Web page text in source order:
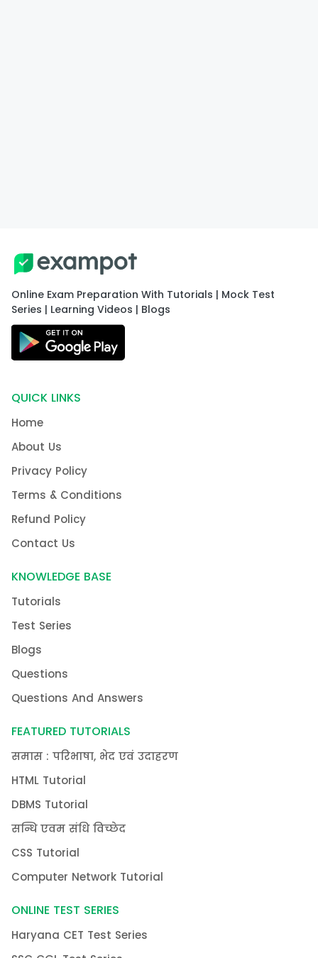
Online Exam Preparation With Tutorials | Mock Test
Series | Learning Videos | Blogs
QUICK LINKS
Home
About Us
Privacy Policy
Terms & Conditions
Refund Policy
Contact Us
KNOWLEDGE BASE
Tutorials
Test Series
Blogs
Questions
Questions And Answers
FEATURED TUTORIALS
समास : परिभाषा, भेद एवं उदाहरण
HTML Tutorial
DBMS Tutorial
सन्धि एवम संधि विच्छेद
CSS Tutorial
Computer Network Tutorial
ONLINE TEST SERIES
Haryana CET Test Series